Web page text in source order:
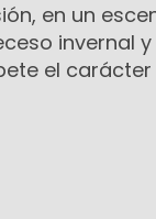
en un
invernal y
el carácter